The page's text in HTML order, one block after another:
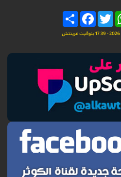
Share
FacebookTwitter